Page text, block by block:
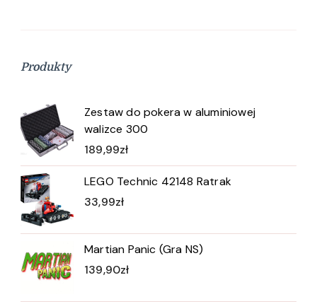
Produkty
Zestaw do pokera w aluminiowej
walizce 300
189,99zł
LEGO Technic 42148 Ratrak
33,99zł
Martian Panic (Gra NS)
139,90zł